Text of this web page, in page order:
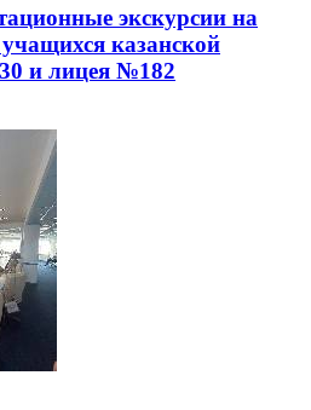
экскурсии на
казанской
и лицея №182